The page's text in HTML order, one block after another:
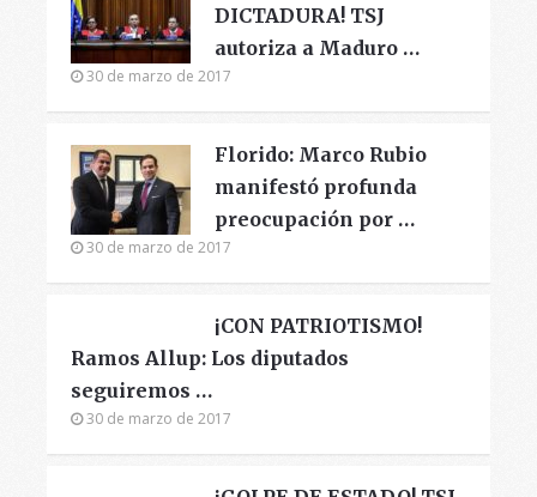
DICTADURA! TSJ
autoriza a Maduro …
30 de marzo de 2017
Florido: Marco Rubio
manifestó profunda
preocupación por …
30 de marzo de 2017
¡CON PATRIOTISMO!
Ramos Allup: Los diputados
seguiremos …
30 de marzo de 2017